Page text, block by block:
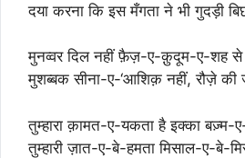
दया करना कि इस मँगता ने भी गुदड़ी
मुनव्वर दिल नहीं फ़ैज़-ए-क़ुदूम-ए-शह से
मुशब्बक सीना-ए-‘आशिक़ नहीं, रौज़े की
तुम्हारा क़ामत-ए-यकता है इक्का बज़्म-
तुम्हारी ज़ात-ए-बे-हमता मिसाल-ए-बे-